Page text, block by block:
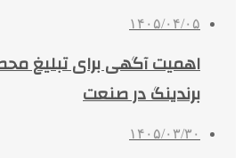
۱۴۰۵/۰۴/۰۵
اهمیت آگهی برای تبلیغ
برندینگ در صنعت
۱۴۰۵/۰۳/۳۰